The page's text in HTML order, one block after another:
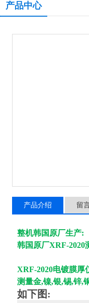
产品中心
产品介绍 留
整机韩国原厂生产:
韩国原厂XRF-
XRF-2020电镀膜厚
测量金,镍,银,锡,锌,
如下图: